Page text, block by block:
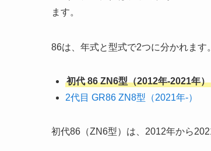
ます。
86は、年式と型式で2つに分かれます。
初代 86 ZN6型（2012年-2021年）
2代目 GR86 ZN8型（2021年-）
初代86（ZN6型）は、2012年から